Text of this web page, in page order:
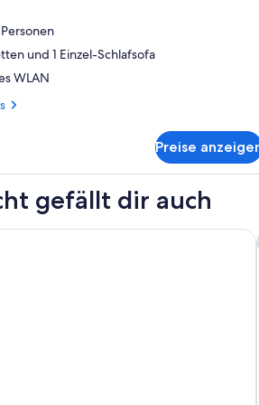
und 1 Einzel-Schlafsofa
WLAN
Preise
gefällt dir auch
REI Hotel